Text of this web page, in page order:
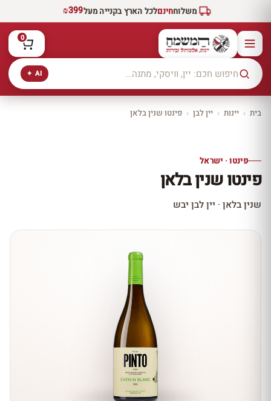
משלוחחינםלכל הארץ בקנייה מעל₪399
AI ✦
0
בית › יינות › יין לבן › פינטו שנין בלאן
10% הנחה
עכשיו ב-10% הנחה
פינטו · ישראל
פינטו שנין בלאן
שנין בלאן · יין לבן יבש